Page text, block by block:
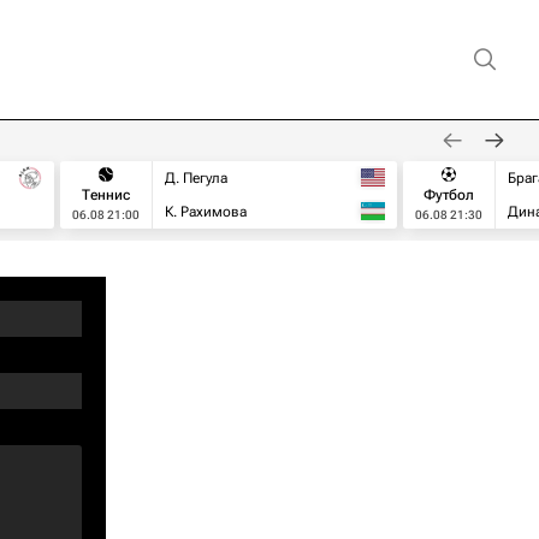
Теннис
06.08 21:00
Д. Пегула
К. Рахимова
Футбол
06.08 21:30